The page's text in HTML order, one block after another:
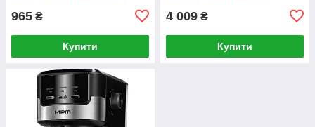
965 ₴
Купити
4 009 ₴
Купити